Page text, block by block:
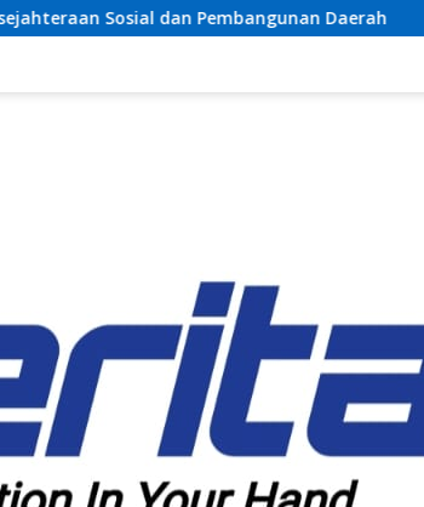
Daerah Rayakan Semangat